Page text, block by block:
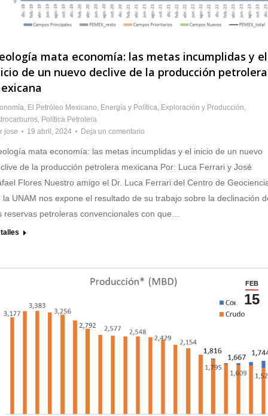
mata economía: las metas incumplidas y el
de un nuevo declive de la producción petrolera
El Petróleo Mexicano Energía y Política Exploración y Producción
Política Petrolera
jose 19 abril, 2024 Deja un comentario
mata economía: las metas incumplidas y el inicio de un nuevo
de la producción petrolera mexicana Por: Luca Ferrari y José
Flores Nuestro amigo el Dr. Luca Ferrari del Centro de
la UNAM nos expone el resultado de su trabajo sobre la declinación
reservas petroleras convencionales con que…
FEB
15